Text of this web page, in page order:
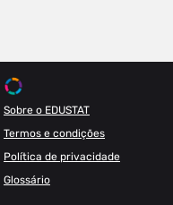
Sobre o EDUSTAT
Termos e condições
Política de privacidade
Glossário